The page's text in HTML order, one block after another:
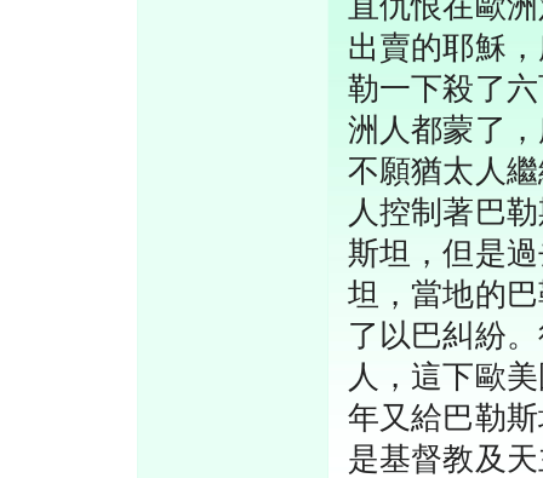
出賣的耶穌
勒一下殺了
洲人都蒙了
不願猶太人
人控制著巴
斯坦，但是
坦，當地的
了以巴糾紛
人，這下歐
年又給巴勒
是基督教及